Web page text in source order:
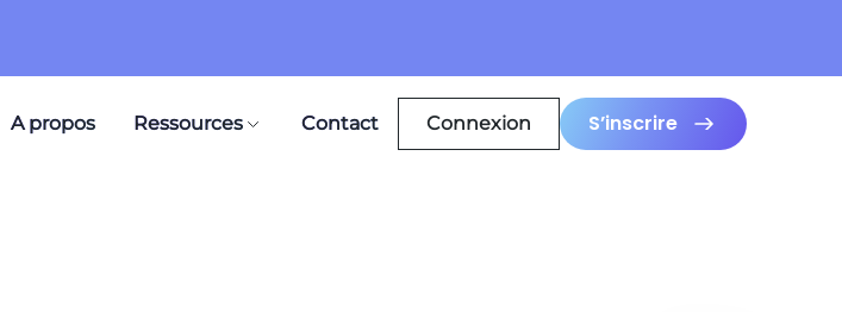
A propos Ressources Contact Connexion S’inscrire